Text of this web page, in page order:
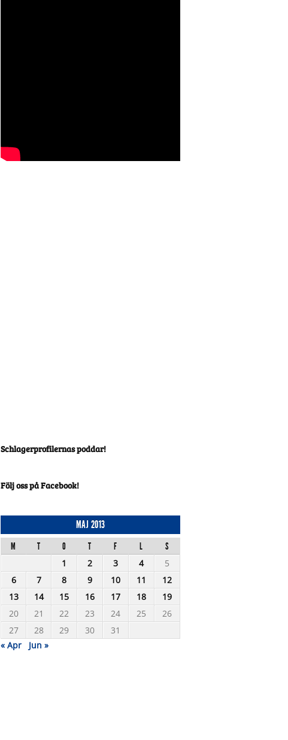
Schlagerprofilernas poddar!
Följ oss på Facebook!
MAJ 2013
M T O T F L
S
1
2 3 4
5
6
7 8 9 10 11
12
13
14 15 16 17 18
19
20
21 22 23 24 25
26
27
28 29 30
31
« Apr
Jun »